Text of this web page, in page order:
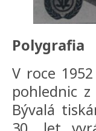
Polygrafia
V roce
pohlednic
Bývalá